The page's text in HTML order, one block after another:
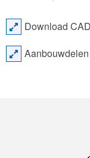
Download
Aanbouwdelen